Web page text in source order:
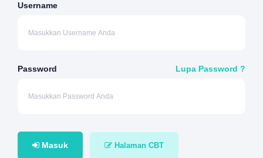
Username
Password Lupa Password ?
Masuk Halaman CBT